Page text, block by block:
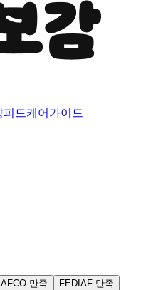
피드케어가이드
만족
FEDIAF 만족